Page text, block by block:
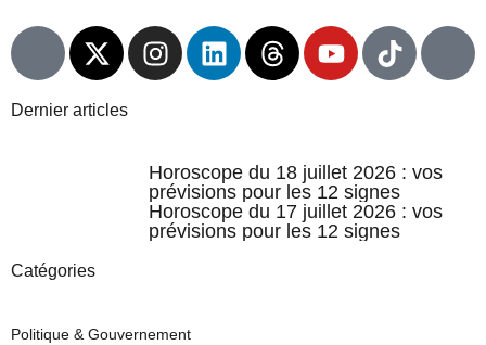
Dernier articles
Horoscope du 18 juillet 2026 : vos
prévisions pour les 12 signes
Horoscope du 17 juillet 2026 : vos
prévisions pour les 12 signes
Catégories
Politique & Gouvernement